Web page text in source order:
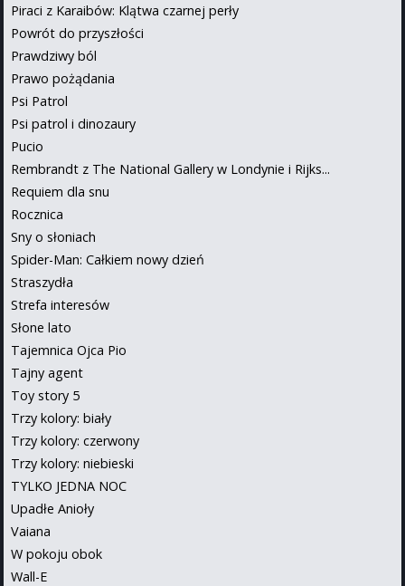
Piraci z Karaibów: Klątwa czarnej perły
Powrót do przyszłości
Prawdziwy ból
Prawo pożądania
Psi Patrol
Psi patrol i dinozaury
Pucio
Rembrandt z The National Gallery w Londynie i Rijks...
Requiem dla snu
Rocznica
Sny o słoniach
Spider-Man: Całkiem nowy dzień
Straszydła
Strefa interesów
Słone lato
Tajemnica Ojca Pio
Tajny agent
Toy story 5
Trzy kolory: biały
Trzy kolory: czerwony
Trzy kolory: niebieski
TYLKO JEDNA NOC
Upadłe Anioły
Vaiana
W pokoju obok
Wall-E